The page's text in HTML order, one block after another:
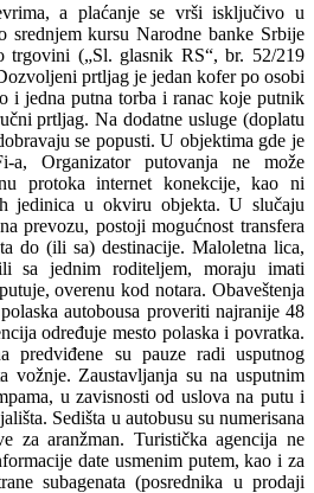
a plaćanje se vrši isključivo u
srednjem kursu Narodne banke Srbije
trgovini („Sl. glasnik RS“, br. 52/219
prtljag je jedan kofer po osobi
i jedna putna torba i ranac koje putnik
prtljag. Na dodatne usluge (doplatu
se popusti. U objektima gde je
a, Organizator putovanja ne može
protoka internet konekcije, kao ni
jedinica u okviru objekta. U slučaju
prevozu, postoji mogućnost transfera
do (ili sa) destinacije. Maloletna lica,
sa jednim roditeljem, moraju imati
overenu kod notara. Obaveštenja
autobousa proveriti najranije 48
određuje mesto polaska i povratka.
predviđene su pauze radi usputnog
vožnje. Zaustavljanja su na usputnim
u zavisnosti od uslova na putu i
Sedišta u autobusu su numerisana
za aranžman. Turistička agencija ne
date usmenim putem, kao i za
subagenata (posrednika u prodaji